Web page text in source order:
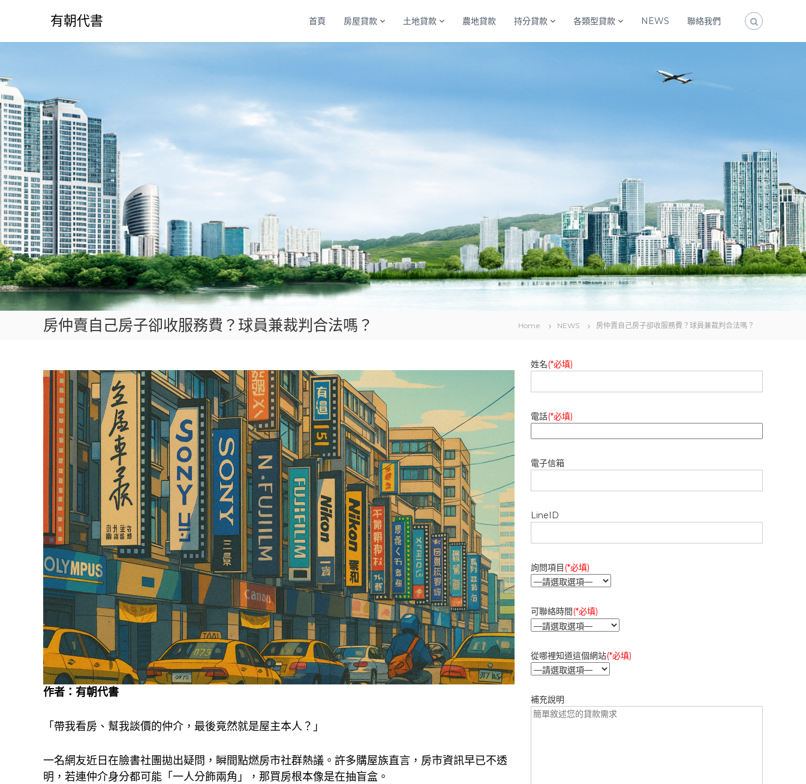
p
c
o
n
t
e
n
有朝代書 首頁 房屋貸款 土地貸款 農地貸款 持分貸款 各類型貸款 NEWS 聯絡我們
房仲賣自己房子卻收服務費？球員兼裁判合法嗎？ Home NEWS 房仲賣自己房子卻收服務費？球員兼裁判合法嗎？
作者： 有朝代書
「帶我看房、幫我談價的仲介，最後竟然就是屋主本人？」
一名網友近日在臉書社團拋出疑問，瞬間點燃房市社群熱議。許多購屋族直言，房市資訊早已不透
明，若連仲介身分都可能「一人分飾兩角」，那買房根本像是在抽盲盒。
姓名(*必填)
電話(*必填)
電子信箱
LineID
詢問項目 (*必填)
可聯絡時間 (*必填)
從哪裡知道這個網站(*必填)
補充說明